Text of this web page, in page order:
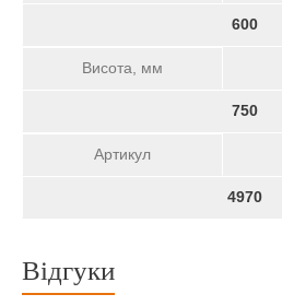
600
Висота, мм
750
Артикул
4970
Відгуки